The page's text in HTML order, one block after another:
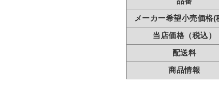
メーカー希望小売価格(
当店価格（税込）
配送料
商品情報